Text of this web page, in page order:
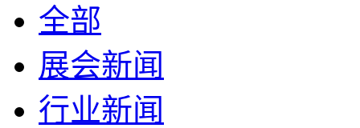
全部
展会新闻
行业新闻